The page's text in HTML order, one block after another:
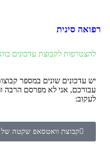
רפואה סינית
להצטרפות לקבוצת עדכונים
יש עדכונים שונים במספר
עבורכם, אני לא מפרסם הרבה
לעקוב:
קבוצת וואטסאפ שקטה של